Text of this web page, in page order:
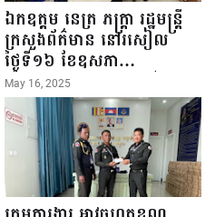
ឯកឧត្តម នេត្រ ភក្ត្រា រដ្ឋមន្ត្រី
ក្រសួងព័ត៌មាន នៅរសៀល
ថ្ងៃទី១៦ ខែឧសភា
ឆ្នាំ២០២៥នេះ បានអញ្ជើញចុះ
ធ្វើជំរឿនថ្នាក់ដឹកនាំមន្ត្រីរាជ
ការស៉ីវិល នៃក្រសួងព័ត៌មាន...
May 16, 2025